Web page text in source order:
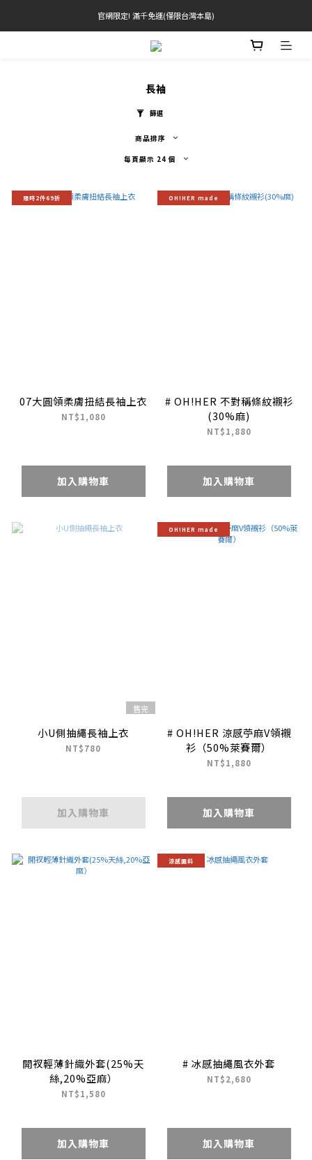
官網限定! 滿千免運(僅限台灣本島)
官網限定! 滿千免運(僅限台灣本島)
滿3000現折200(不累折) 滿3500送品牌禮
官網限定! 滿千免運(僅限台灣本島)
長袖
篩選
商品排序
每頁顯示 24 個
限時2件69折
07大圓領柔膚扭結長袖上衣
NT$1,080
加入購物車
OH!HER made
# OH!HER 不對稱條紋襯衫
(30%麻)
NT$1,880
加入購物車
售完
小U側抽繩長袖上衣
NT$780
加入購物車
OH!HER made
# OH!HER 涼感苧麻V領襯
衫（50%萊賽爾）
NT$1,880
加入購物車
開衩輕薄針織外套(25%天
絲,20%亞麻）
NT$1,580
加入購物車
涼感面料
# 冰感抽繩風衣外套
NT$2,680
加入購物車